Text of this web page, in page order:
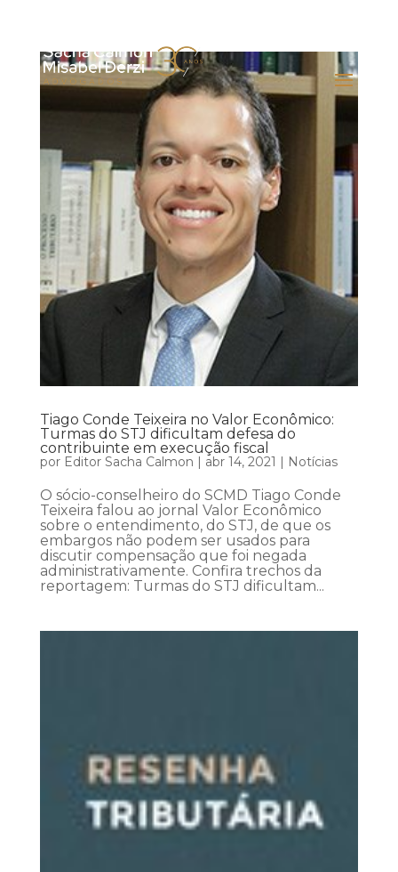
Tiago Conde Teixeira no Valor Econômico:
Turmas do STJ dificultam defesa do
contribuinte em execução fiscal
por Editor Sacha Calmon | abr 14, 2021 | Notícias
O sócio-conselheiro do SCMD Tiago Conde
Teixeira falou ao jornal Valor Econômico
sobre o entendimento, do STJ, de que os
embargos não podem ser usados para
discutir compensação que foi negada
administrativamente. Confira trechos da
reportagem: Turmas do STJ dificultam...